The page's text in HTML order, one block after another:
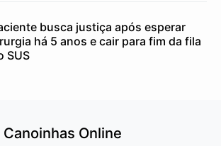
busca justiça após esperar
há 5 anos e cair para fim da fila
SUS
Canoinhas Online